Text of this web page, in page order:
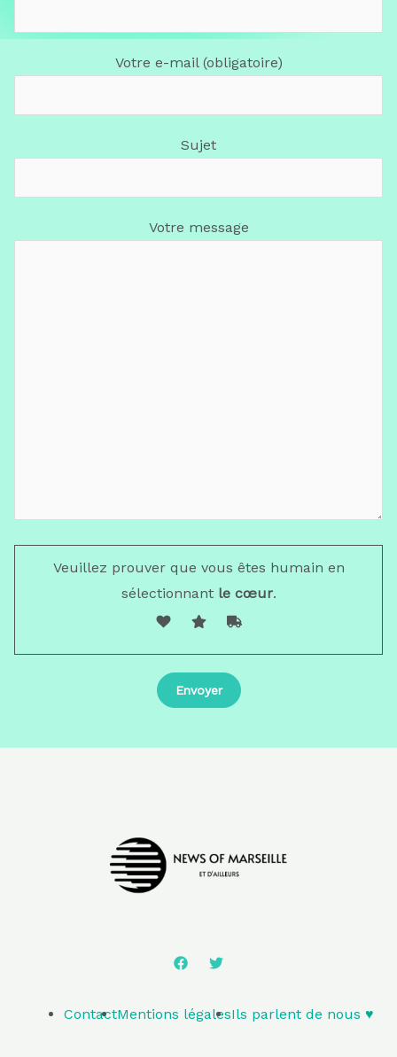
Votre e-mail (obligatoire)
Sujet
Votre message
Veuillez prouver que vous êtes humain en
sélectionnantle cœur.
ContactMentions légalesIls parlent de nous ♥️